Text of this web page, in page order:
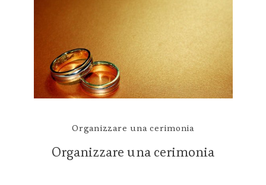
Organizzare una cerimonia
Organizzare una cerimonia